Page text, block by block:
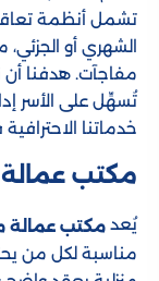
تشمل أنظمة
الشهري أو
مفاجآت. هدفنا أن
تُسهِّل على الأسر
خدماتنا
مكتب
يُعد مكتب عمالة
مناسبة لكل من